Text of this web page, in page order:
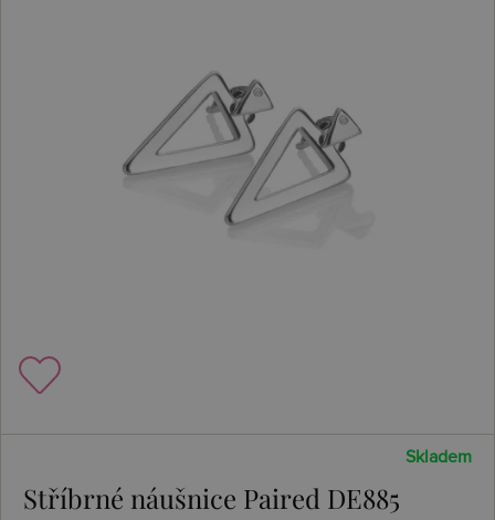
Skladem
Stříbrné náušnice Paired DE885